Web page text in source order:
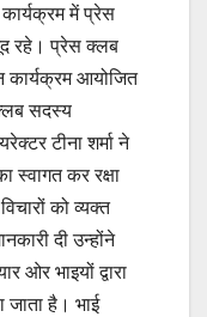
कार्यक्रम में प्रेस
रहे। प्रेस क्लब
कार्यक्रम आयोजित
सदस्य
टीना शर्मा ने
स्वागत कर रक्षा
को व्यक्त
दी उन्होंने
ओर भाइयों द्वारा
जाता है। भाई